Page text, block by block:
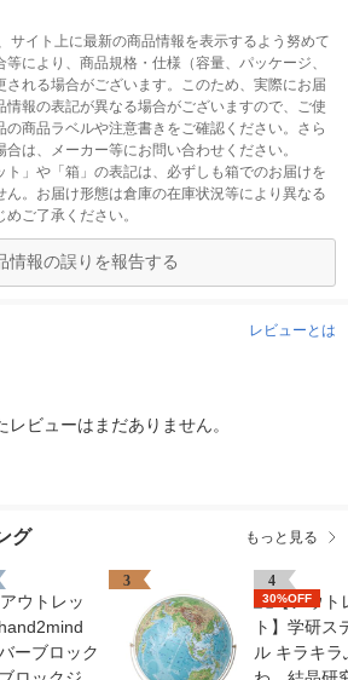
サイト上に最新の商品情報を表示するよう努めて
により、商品規格・仕様（容量、パッケージ、
される場合がございます。このため、実際にお届
情報の表記が異なる場合がございますので、ご使
の商品ラベルや注意書きをご確認ください。さら
は、メーカー等にお問い合わせください。
ト」や「箱」の表記は、必ずしも箱でのお届けを
ん。お届け形態は倉庫の在庫状況等により異なる
ご了承ください。
情報の誤りを報告する
レビューとは
レビューはまだありません。
グ もっと見る
3 4
30%OFF